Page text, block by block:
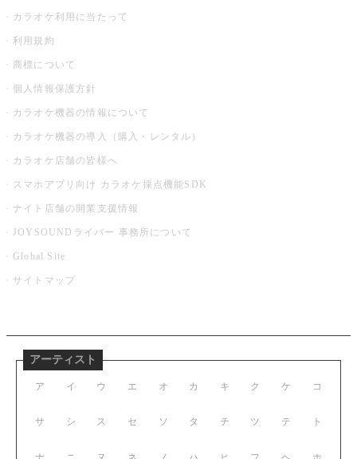
カラオケ利用に当たって
利用規約
商標について
個人情報保護方針
カラオケ機器の情報について
カラオケ機器の導入（購入・レンタル）
カラオケ店舗の皆様へ
スマホアプリ向け カラオケ採点機能SDK
ナイト店舗の開業支援情報
JOYSOUNDライバー 事務所について
Global Site
サイトマップ
アーティスト
ア イ ウ エ オ
サ シ ス セ ソ
カ キ ク ケ コ
タ チ ツ テ ト